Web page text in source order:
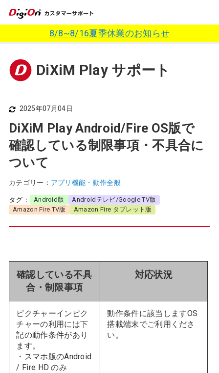
8/8~8/16夏季休業のお知らせ
DiXiM Play サポート
2025年07月04日
DiXiM Play Android/Fire OS版で
確認している制限事項・不具合に
ついて
カテゴリー： アプリ機能・動作全般
タグ： Android版
Androidテレビ/Google TV版
Amazon Fire TV版
Amazon Fire タブレット版
確認している不具
合・制限事項
対応状況
ピクチャーインピク
チャーの利用には下
記の動作条件があり
ます。
・スマホ版のAndroid
/ Fire HD のみ
動作条件に該当しますOS
搭載端末でご利用くださ
い。